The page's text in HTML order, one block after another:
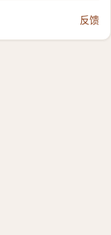
反馈